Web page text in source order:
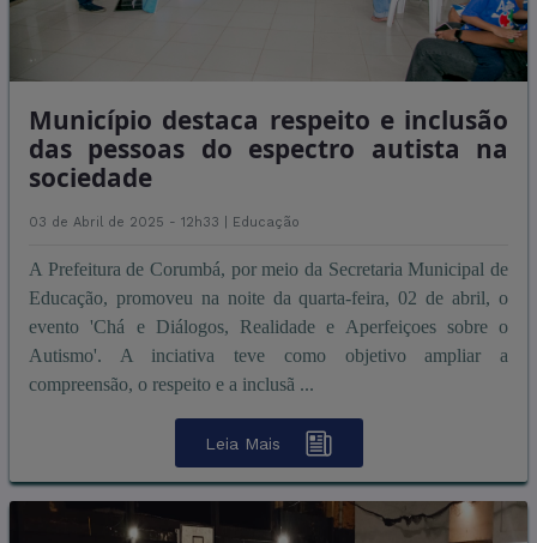
Município destaca respeito e inclusão
das pessoas do espectro autista na
sociedade
03 de Abril de 2025 - 12h33 | Educação
A Prefeitura de Corumbá, por meio da Secretaria Municipal de
Educação, promoveu na noite da quarta-feira, 02 de abril, o
evento 'Chá e Diálogos, Realidade e Aperfeiçoes sobre o
Autismo'. A inciativa teve como objetivo ampliar a
compreensão, o respeito e a inclusã ...
Leia Mais